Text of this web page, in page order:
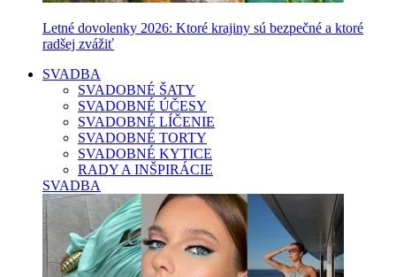
Letné dovolenky 2026: Ktoré krajiny sú bezpečné a ktoré
radšej zvážiť
SVADBA
SVADOBNÉ ŠATY
SVADOBNÉ ÚČESY
SVADOBNÉ LÍČENIE
SVADOBNÉ TORTY
SVADOBNÉ KYTICE
RADY A INŠPIRÁCIE
SVADBA